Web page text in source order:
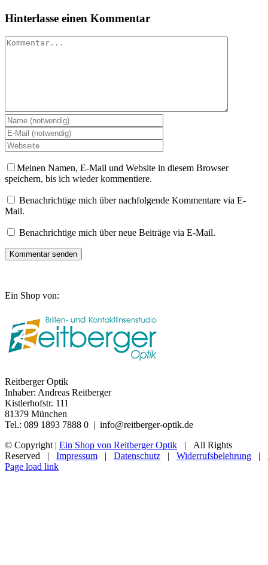
Hinterlasse einen Kommentar
Kommentar
Meinen Namen, E-Mail und Website in diesem Browser
speichern, bis ich wieder kommentiere.
Benachrichtige mich über nachfolgende Kommentare via E-
Mail.
Benachrichtige mich über neue Beiträge via E-Mail.
Ein Shop von:
Reitberger Optik
Inhaber: Andreas Reitberger
Kistlerhofstr. 111
81379 München
Tel.: 089 1893 7888 0 | info@reitberger-optik.de
© Copyright | Ein Shop von Reitberger Optik | All Rights
Reserved | Impressum | Datenschutz | Widerrufsbelehrung |
Page load link